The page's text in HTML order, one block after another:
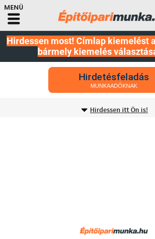
Hirdessen most! Címlap kiemelést
bármely kiemelés
Hirdetésfeladás
MUNKAADÓKNAK
Hirdessen itt Ön is!